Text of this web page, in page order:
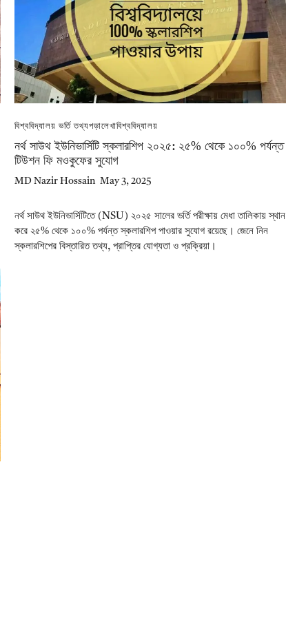
বিশ্ববিদ্যালয় ভর্তি তথ্যপড়ালেখাবিশ্ববিদ্যালয়
নর্থ সাউথ ইউনিভার্সিটি স্কলারশিপ ২০২৫: ২৫% থেকে ১০০% পর্যন্ত
টিউশন ফি মওকুফের সুযোগ
MD Nazir Hossain May 3, 2025
নর্থ সাউথ ইউনিভার্সিটিতে (NSU) ২০২৫ সালের ভর্তি পরীক্ষায় মেধা তালিকায় স্থান
করে ২৫% থেকে ১০০% পর্যন্ত স্কলারশিপ পাওয়ার সুযোগ রয়েছে। জেনে নিন
স্কলারশিপের বিস্তারিত তথ্য, প্রাপ্তির যোগ্যতা ও প্রক্রিয়া।